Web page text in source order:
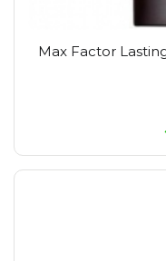
Max Factor